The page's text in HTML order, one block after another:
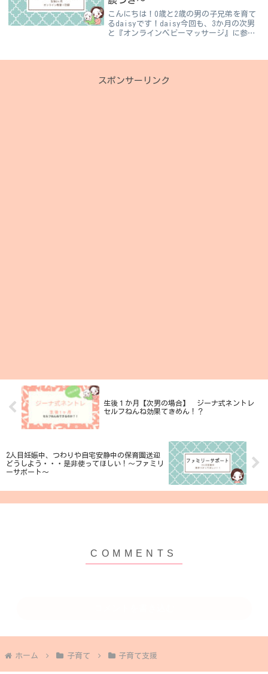
こんにちは！0歳と2歳の男の子兄弟を育て
るdaisyです！daisy今回も、3か月の次男
と『オンラインベビーマッサージ』に参加
となります。ベビーマッサージの教室で
スポンサーリンク
生後１か月【次男の場合】 ジーナ式ネントレ
セルフねんね効果てきめん！？
2人目妊娠中、つわりや自宅安静中の保育園送迎
どうしよう・・・是非使ってほしい！～ファミリ
ーサポート～
ホーム 子育て 子育て支援